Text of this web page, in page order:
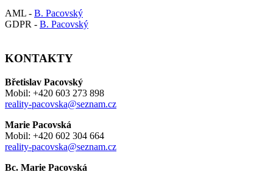
AML - B. Pacovský
GDPR - B. Pacovský
KONTAKTY
Břetislav Pacovský
Mobil: +420 603 273 898
reality-pacovska@seznam.cz
Marie Pacovská
Mobil: +420 602 304 664
reality-pacovska@seznam.cz
Bc. Marie Pacovská